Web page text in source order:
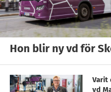
Hon blir ny vd för
Varit
vd